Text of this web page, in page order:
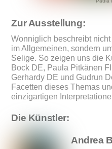
Zur Ausstellung:
Wonniglich beschreibt
im Allgemeinen, sondern
Selige. So zeigen uns die
Bock DE, Paula Pitkänen
Gerhardy DE und Gudrun
Facetten dieses Themas
einzigartigen
Die Künstler:
Andrea